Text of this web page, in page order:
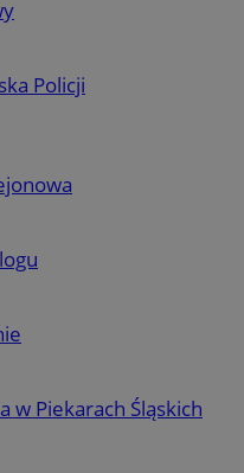
Policji
w Piekarach Śląskich